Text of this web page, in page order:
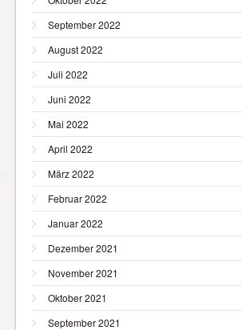
September 2022
August 2022
Juli 2022
Juni 2022
Mai 2022
April 2022
März 2022
Februar 2022
Januar 2022
Dezember 2021
November 2021
Oktober 2021
September 2021